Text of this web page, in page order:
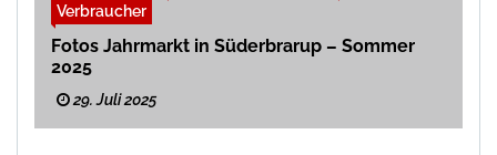
Verbraucher
Fotos Jahrmarkt in Süderbrarup – Sommer
2025
29. Juli 2025